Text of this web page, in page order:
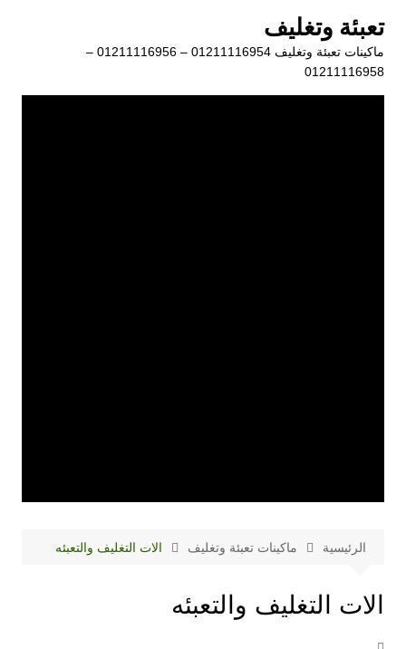
المحتوى
تعبئة وتغليف
ماكينات تعبئة وتغليف 01211116954 – 01211116956 –
01211116958
الرئيسية ماكينات تعبئة وتغليف الات التغليف والتعبئه
الات التغليف والتعبئه